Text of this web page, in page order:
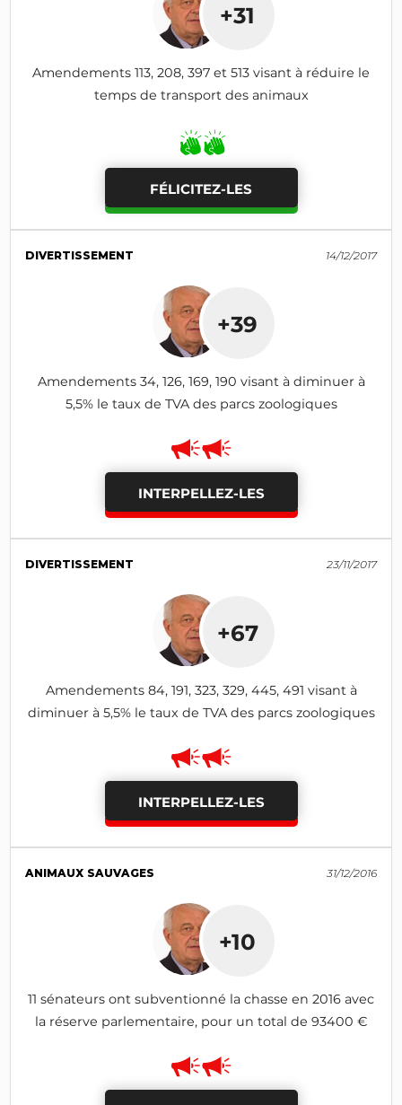
+31
Amendements 113, 208, 397 et 513 visant à réduire le
temps de transport des animaux
FÉLICITEZ-LES
DIVERTISSEMENT 14/12/2017
+39
Amendements 34, 126, 169, 190 visant à diminuer à
5,5% le taux de TVA des parcs zoologiques
INTERPELLEZ-LES
DIVERTISSEMENT 23/11/2017
+67
Amendements 84, 191, 323, 329, 445, 491 visant à
diminuer à 5,5% le taux de TVA des parcs zoologiques
INTERPELLEZ-LES
ANIMAUX SAUVAGES 31/12/2016
+10
11 sénateurs ont subventionné la chasse en 2016 avec
la réserve parlementaire, pour un total de 93400 €